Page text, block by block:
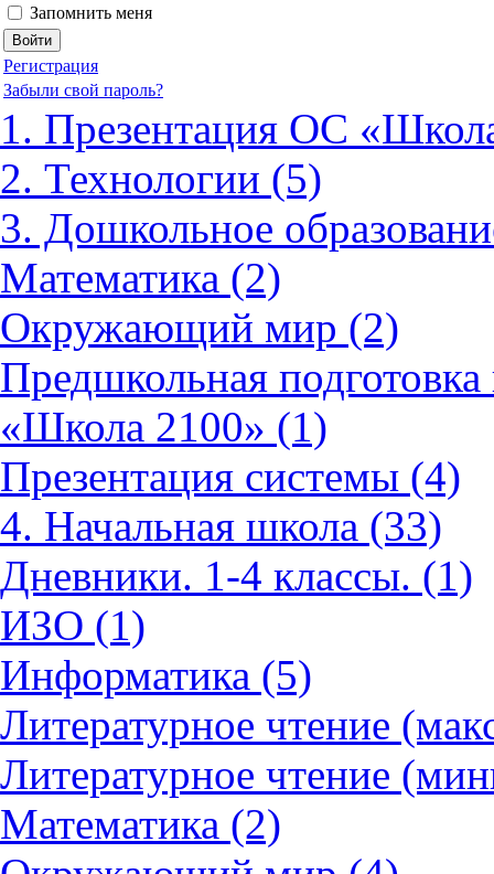
Запомнить меня
Регистрация
Забыли свой пароль?
1. Презентация ОС
2. Технологии (5)
3. Дошкольное
Математика (2)
Окружающий мир (2)
Предшкольная
«Школа 2100» (1)
Презентация системы (4)
4. Начальная школа (33)
Дневники. 1-4 классы. (1)
ИЗО (1)
Информатика (5)
Литературное чтение
Литературное чтение
Математика (2)